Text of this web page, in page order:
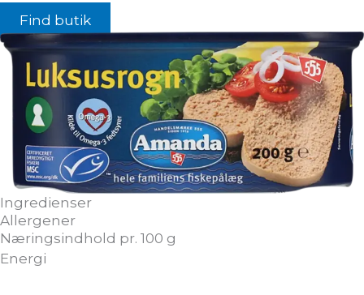
Find butik
Ingredienser
Allergener
Næringsindhold pr. 100 g
Energi